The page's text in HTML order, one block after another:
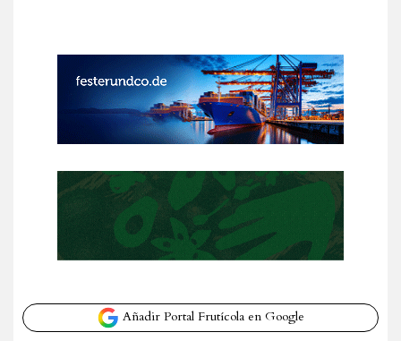
Añadir Portal Frutícola en Google